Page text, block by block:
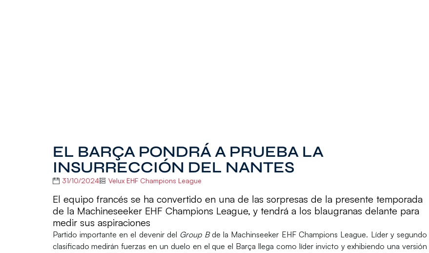
EL BARÇA PONDRÁ A PRUEBA LA
INSURRECCIÓN DEL NANTES
31/10/2024 Velux EHF Champions League
El equipo francés se ha convertido en una de las sorpresas de la presente temporada
de la Machineseeker EHF Champions League, y tendrá a los blaugranas delante para
medir sus aspiraciones
Partido importante en el devenir del Group Bde la Machinseeker EHF Champions League. Líder y segundo
clasificado medirán fuerzas en un duelo en el que el Barça llega como líder invicto y exhibiendo una versión